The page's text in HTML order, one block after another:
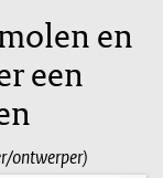
en
een
ontwerper)